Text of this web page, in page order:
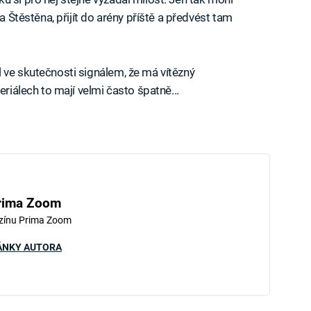
Štěstěna, přijít do arény příště a předvést tam
skutečnosti signálem, že má vítězný
to mají velmi často špatně...
Zoom
Prima Zoom
AUTORA